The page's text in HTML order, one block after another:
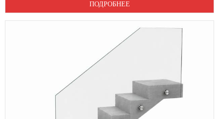
ПОДРОБНЕЕ